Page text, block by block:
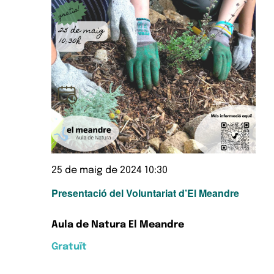
Presentació del Voluntariat d’El Meandre
25 de maig de 2024 10:30
Aula de Natura El Meandre
Gratuït